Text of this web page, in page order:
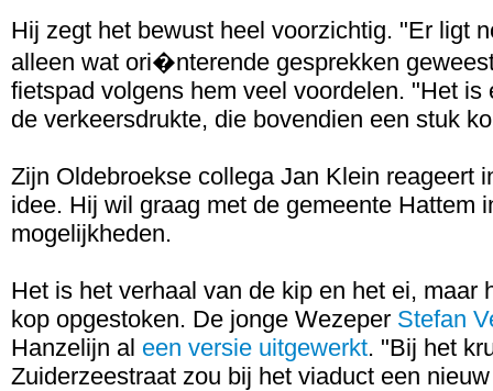
Hij zegt het bewust heel voorzichtig. "Er ligt
alleen wat ori�nterende gesprekken
fietspad volgens hem veel voordelen. "Het
de verkeersdrukte, die bovendien een stuk
Zijn Oldebroekse collega Jan Klein reageert
idee. Hij wil graag met de gemeente Hattem
mogelijkheden.
Het is het verhaal van de kip en het ei, maar
kop opgestoken. De jonge Wezeper Stefan
Hanzelijn al een versie uitgewerkt. "Bij het
Zuiderzeestraat zou bij het viaduct een